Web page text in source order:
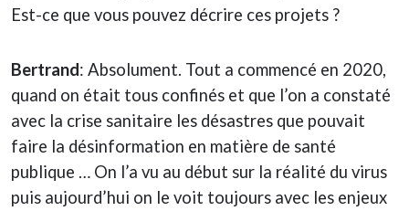
Est-ce que vous pouvez décrire ces projets ?
Bertrand: Absolument. Tout a commencé en 2020,
quand on était tous confinés et que l’on a constaté
avec la crise sanitaire les désastres que pouvait
faire la désinformation en matière de santé
publique … On l’a vu au début sur la réalité du virus
puis aujourd’hui on le voit toujours avec les enjeux